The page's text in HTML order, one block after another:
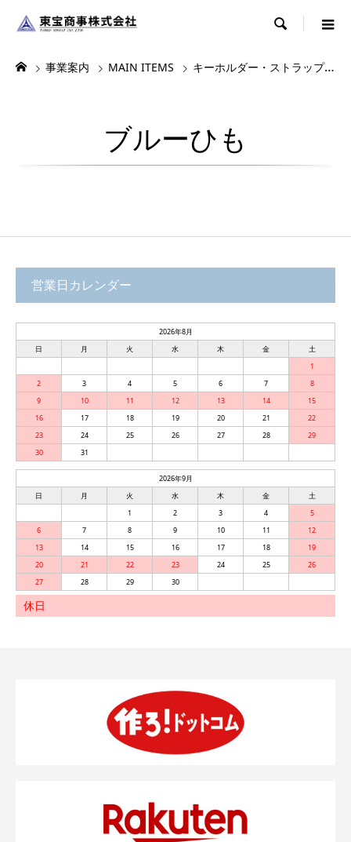

事業案内 MAIN ITEMS キーホルダー・ストラップ・根付
ブルーひも
営業日カレンダー
2026年8月
日
月 火 水 木 金
土
1
2
3 4 5 6 7
8
9
10 11 12 13 14
15
16
17 18 19 20 21
22
23
24 25 26 27 28
29
30
31
2026年9月
日
月 火 水 木 金
土
1
2 3 4
5
6
7 8 9 10 11
12
13
14 15 16 17 18
19
20
21 22 23 24 25
26
27
28 29 30
休日